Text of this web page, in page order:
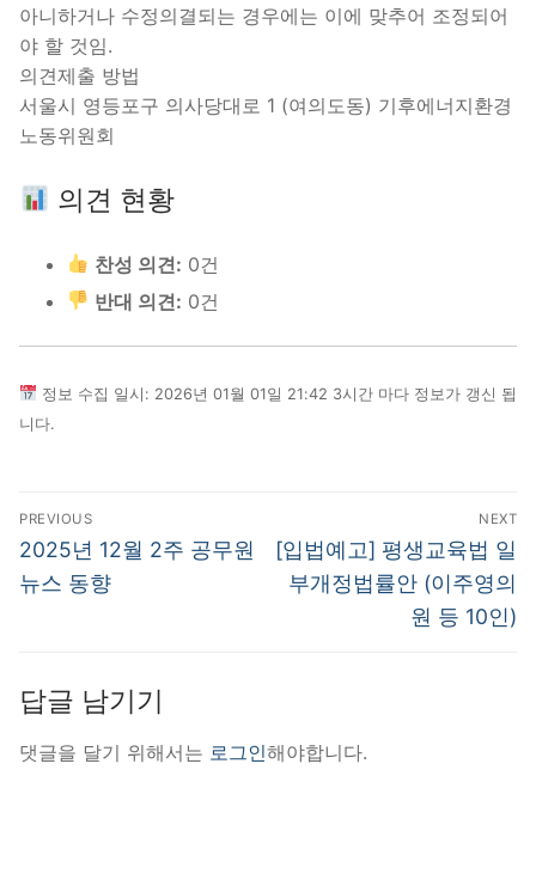
아니하거나 수정의결되는 경우에는 이에 맞추어 조정되어
야 할 것임.
의견제출 방법
서울시 영등포구 의사당대로 1 (여의도동) 기후에너지환경
노동위원회
의견 현황
찬성 의견: 0건
반대 의견: 0건
정보 수집 일시: 2026년 01월 01일 21:42 3시간 마다 정보가 갱신 됩
니다.
글
탐
색
PREVIOUS
Previous
post:
2025년 12월 2주 공무원
뉴스 동향
NEXT
Next
post:
[입법예고] 평생교육법 일
부개정법률안 (이주영의
원 등 10인)
답글 남기기
댓글을 달기 위해서는 로그인해야합니다.